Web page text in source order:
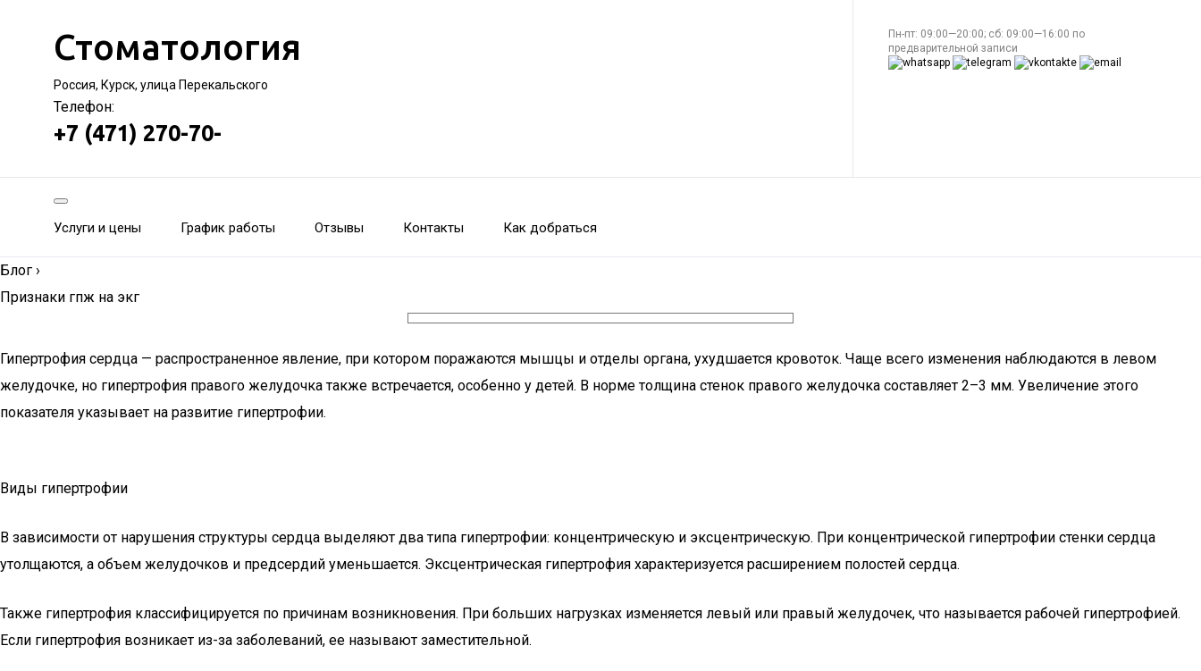
Стоматология
Россия, Курск, улица Перекальского
Телефон:
+7 (471) 270-70-
Пн-пт: 09:00—20:00; сб: 09:00—16:00 по
предварительной записи
Услуги и цены График работы Отзывы Контакты Как добраться
Блог ›
Признаки гпж на экг
Гипертрофия сердца — распространенное явление, при котором поражаются мышцы и отделы органа, ухудшается кровоток. Чаще всего изменения наблюдаются в левом
желудочке, но гипертрофия правого желудочка также встречается, особенно у детей. В норме толщина стенок правого желудочка составляет 2–3 мм. Увеличение этого
показателя указывает на развитие гипертрофии.
Виды гипертрофии
В зависимости от нарушения структуры сердца выделяют два типа гипертрофии: концентрическую и эксцентрическую. При концентрической гипертрофии стенки сердца
утолщаются, а объем желудочков и предсердий уменьшается. Эксцентрическая гипертрофия характеризуется расширением полостей сердца.
Также гипертрофия классифицируется по причинам возникновения. При больших нагрузках изменяется левый или правый желудочек, что называется рабочей гипертрофией.
Если гипертрофия возникает из-за заболеваний, ее называют заместительной.